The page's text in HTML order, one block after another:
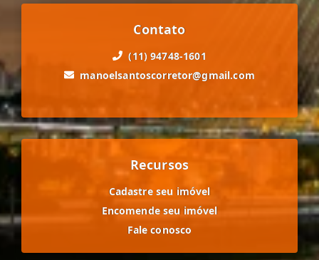
Contato
(11) 94748-1601
manoelsantoscorretor@gmail.com
Recursos
Cadastre seu imóvel
Encomende seu imóvel
Fale conosco